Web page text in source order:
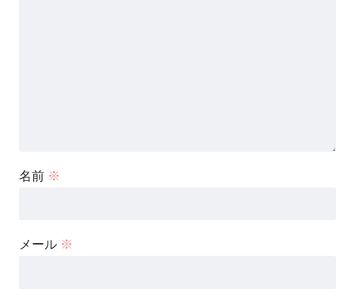
名前 ※
メール ※